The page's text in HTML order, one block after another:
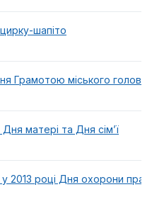
шапіто
Грамотою міського голови
матері та Дня сім’ї
2013 році Дня охорони